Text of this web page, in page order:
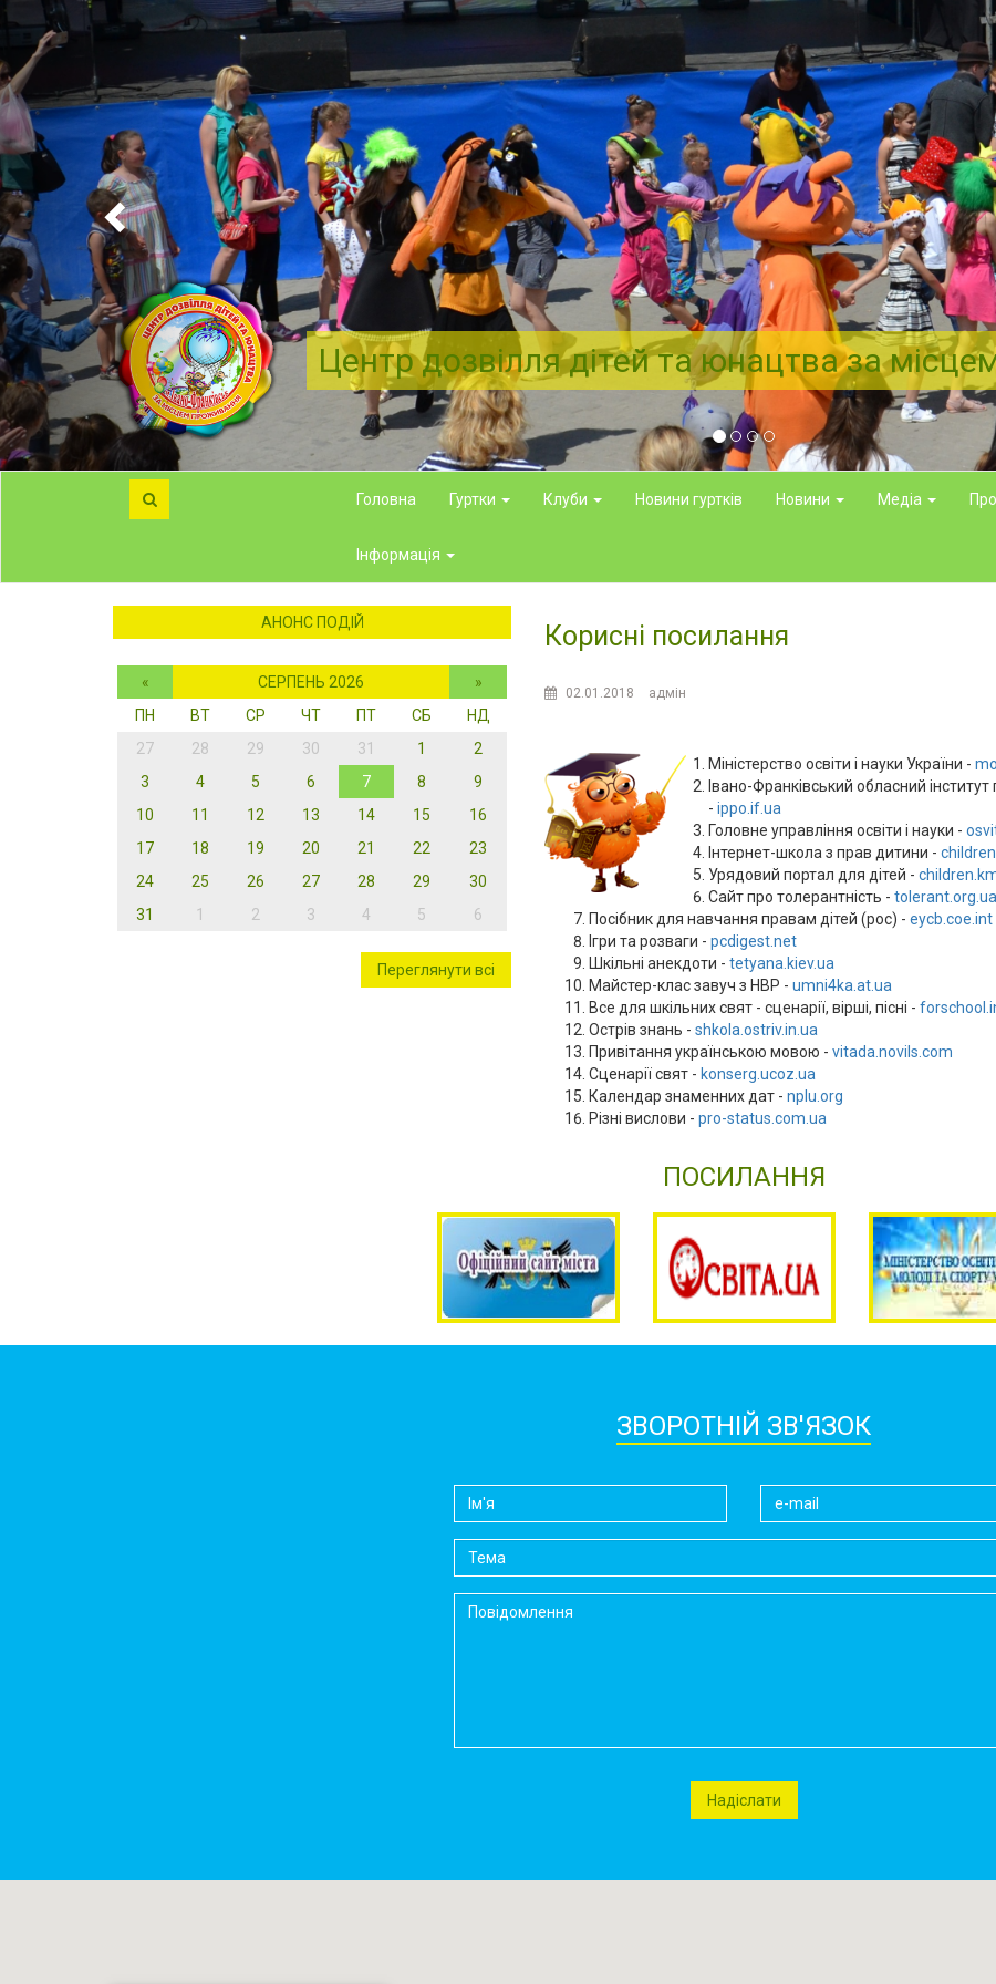
Центр дозвілля дітей та юнацтва за
Головна Гуртки Клуби Новини гуртків Новини Медіа
Інформація
АНОНС ПОДІЙ
« СЕРПЕНЬ 2026
»
ПН
ВТ СР ЧТ ПТ СБ
НД
27
28 29 30 31 1
2
3
4 5 6 7 8
9
10
11 12 13 14 15
16
17
18 19 20 21 22
23
24
25 26 27 28 29
30
31
1 2 3 4 5 6
Переглянути всі
Корисні посилання
02.01.2018 адмін
Міністерство освіти і науки України -
Івано-Франківський обласний
- ippo.if.ua
Головне управління освіти і науки -
Інтернет-школа з прав дитини -
Урядовий портал для дітей -
Сайт про толерантність - tolerant.org.ua
Посібник для навчання правам дітей (рос) - eycb.coe.int
Ігри та розваги - pcdigest.net
Шкільні анекдоти - tetyana.kiev.ua
Mайстер-клас завуч з НВР - umni4ka.at.ua
Все для шкільних свят - сценарії, вірші, пісні -
Острів знань - shkola.ostriv.in.ua
Привітання українською мовою - vitada.novils.com
Сценарії свят - konserg.ucoz.ua
Календар знаменних дат - nplu.org
Різні вислови - pro-status.com.ua
ПОСИЛАННЯ
ЗВОРОТНІЙ ЗВ'ЯЗОК